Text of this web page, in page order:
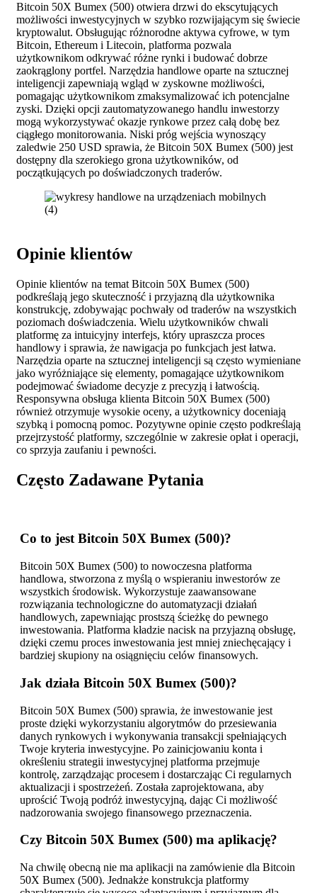
Bitcoin 50X Bumex (500) otwiera drzwi do ekscytujących
możliwości inwestycyjnych w szybko rozwijającym się świecie
kryptowalut. Obsługując różnorodne aktywa cyfrowe, w tym
Bitcoin, Ethereum i Litecoin, platforma pozwala
użytkownikom odkrywać różne rynki i budować dobrze
zaokrąglony portfel. Narzędzia handlowe oparte na sztucznej
inteligencji zapewniają wgląd w zyskowne możliwości,
pomagając użytkownikom zmaksymalizować ich potencjalne
zyski. Dzięki opcji zautomatyzowanego handlu inwestorzy
mogą wykorzystywać okazje rynkowe przez całą dobę bez
ciągłego monitorowania. Niski próg wejścia wynoszący
zaledwie 250 USD sprawia, że Bitcoin 50X Bumex (500) jest
dostępny dla szerokiego grona użytkowników, od
początkujących po doświadczonych traderów.
Opinie klientów
Opinie klientów na temat Bitcoin 50X Bumex (500)
podkreślają jego skuteczność i przyjazną dla użytkownika
konstrukcję, zdobywając pochwały od traderów na wszystkich
poziomach doświadczenia. Wielu użytkowników chwali
platformę za intuicyjny interfejs, który upraszcza proces
handlowy i sprawia, że nawigacja po funkcjach jest łatwa.
Narzędzia oparte na sztucznej inteligencji są często wymieniane
jako wyróżniające się elementy, pomagające użytkownikom
podejmować świadome decyzje z precyzją i łatwością.
Responsywna obsługa klienta Bitcoin 50X Bumex (500)
również otrzymuje wysokie oceny, a użytkownicy doceniają
szybką i pomocną pomoc. Pozytywne opinie często podkreślają
przejrzystość platformy, szczególnie w zakresie opłat i operacji,
co sprzyja zaufaniu i pewności.
Często Zadawane Pytania
Co to jest Bitcoin 50X Bumex (500)?
Bitcoin 50X Bumex (500) to nowoczesna platforma
handlowa, stworzona z myślą o wspieraniu inwestorów ze
wszystkich środowisk. Wykorzystuje zaawansowane
rozwiązania technologiczne do automatyzacji działań
handlowych, zapewniając prostszą ścieżkę do pewnego
inwestowania. Platforma kładzie nacisk na przyjazną obsługę,
dzięki czemu proces inwestowania jest mniej zniechęcający i
bardziej skupiony na osiągnięciu celów finansowych.
Jak działa Bitcoin 50X Bumex (500)?
Bitcoin 50X Bumex (500) sprawia, że inwestowanie jest
proste dzięki wykorzystaniu algorytmów do przesiewania
danych rynkowych i wykonywania transakcji spełniających
Twoje kryteria inwestycyjne. Po zainicjowaniu konta i
określeniu strategii inwestycyjnej platforma przejmuje
kontrolę, zarządzając procesem i dostarczając Ci regularnych
aktualizacji i spostrzeżeń. Została zaprojektowana, aby
uprościć Twoją podróż inwestycyjną, dając Ci możliwość
nadzorowania swojego finansowego przeznaczenia.
Czy Bitcoin 50X Bumex (500) ma aplikację?
Na chwilę obecną nie ma aplikacji na zamówienie dla Bitcoin
50X Bumex (500). Jednakże konstrukcja platformy